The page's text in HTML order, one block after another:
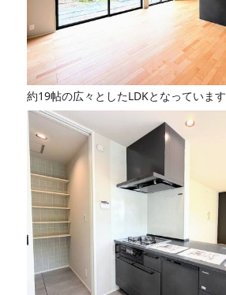
約19帖の広々としたLDKとなっています